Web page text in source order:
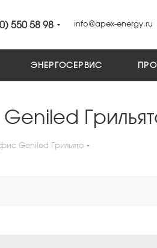
550 58 98 info@apex-energy.ru
ЭНЕРГОСЕРВИС
Geniled Грильято